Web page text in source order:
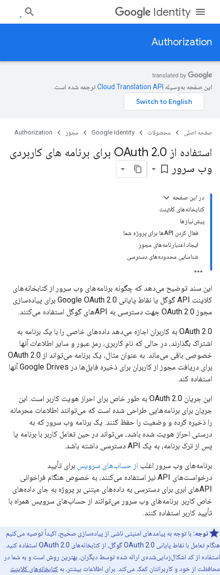
Identity
Authorization
این صفحه به‌وسیله ترجمه شده است.
صفحه اصلی محصولات Google Identity مجوز Authorization
استفاده از OAuth 2 .
0 برای برنامه های کاربردی
وب سرور bookmark_border
در این صفحه
کتابخانه‌های کلاینت
پیش‌نیازها
فعال کردن APIها برای پروژه شما
ایجاد اعتبارنامه‌های مجوز
شناسایی محدوده‌های دسترسی
این سند توضیح می‌دهد که چگونه برنامه‌های وب سرور از کتابخانه‌های
کلاینت API گوگل یا نقاط پایانی Google OAuth 2.0 برای پیاده‌سازی
مجوز OAuth 2.0 جهت دسترسی به APIهای گوگل استفاده می‌کنند.
OAuth 2.0 به کاربران اجازه می‌دهد داده‌های خاصی را با یک برنامه به
اشتراک بگذارند، در حالی که نام کاربری، رمز عبور و سایر اطلاعات آنها
خصوصی باقی می‌ماند. به عنوان مثال، یک برنامه می‌تواند از OAuth 2.0
برای دریافت مجوز از کاربران برای ذخیره فایل‌ها در Google Drives آنها
استفاده کند.
این جریان OAuth 2.0 به طور خاص برای احراز هویت کاربر است. این
جریان برای برنامه‌هایی طراحی شده است که می‌توانند اطلاعات محرمانه
را ذخیره کرده و وضعیت را حفظ کنند. یک برنامه وب سرور که به
درستی احراز هویت شده باشد، می‌تواند در حین تعامل کاربر با برنامه یا
پس از ترک برنامه، به یک API دسترسی داشته باشد.
برنامه‌های وب سرور اغلب از حساب‌های سرویس برای تأیید
درخواست‌های API نیز استفاده می‌کنند، به خصوص هنگام فراخوانی
APIهای ابری برای دسترسی به داده‌های مبتنی بر پروژه به جای داده‌های
خاص کاربر. برنامه‌های وب سرور می‌توانند از حساب‌های سرویس همراه با
تأیید کاربر استفاده کنند.
توجه: با توجه به پیامدهای امنیتی ناشی از پیاده‌سازی صحیح، اکیداً توصیه می‌کنیم
هنگام تعامل با نقاط پایانی OAuth 2.0 گوگل، از کتابخانه‌های OAuth 2.0 استفاده کنید.
استفاده از کد اشکال‌زدایی‌شده‌ی ارائه شده توسط دیگران، بهترین روش است و به شما در
محافظت از خود و کاربرانتان کمک می‌کند. برای اطلاعات بیشتر، به کتابخانه‌های کلاینت